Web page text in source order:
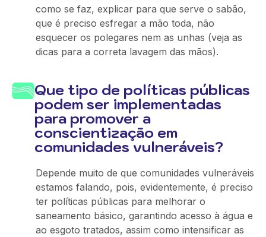
como se faz, explicar para que serve o sabão,
que é preciso esfregar a mão toda, não
esquecer os polegares nem as unhas (veja as
dicas para a correta lavagem das mãos).
Que tipo de políticas públicas
podem ser implementadas
para promover a
conscientização em
comunidades vulneráveis?
Depende muito de que comunidades vulneráveis
estamos falando, pois, evidentemente, é preciso
ter políticas públicas para melhorar o
saneamento básico, garantindo acesso à água e
ao esgoto tratados, assim como intensificar as